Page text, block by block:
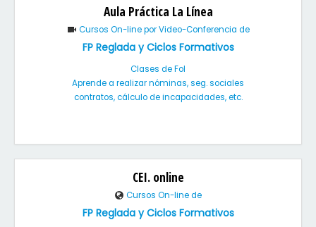
Aula Práctica La Línea
Cursos On-line por Video-Conferencia de
FP Reglada y Ciclos Formativos
Clases de Fol
Aprende a realizar nóminas, seg. sociales
contratos, cálculo de incapacidades, etc.
CEI. online
Cursos On-line de
FP Reglada y Ciclos Formativos